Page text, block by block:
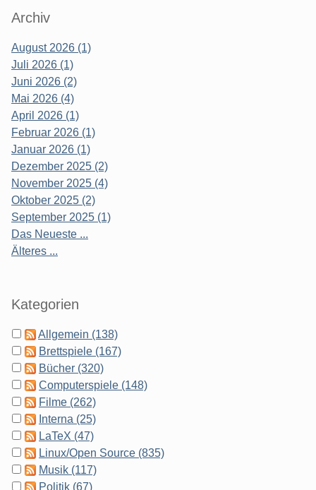
Archiv
August 2026 (1)
Juli 2026 (1)
Juni 2026 (2)
Mai 2026 (4)
April 2026 (1)
Februar 2026 (1)
Januar 2026 (1)
Dezember 2025 (2)
November 2025 (4)
Oktober 2025 (2)
September 2025 (1)
Das Neueste ...
Älteres ...
Kategorien
Allgemein (138)
Brettspiele (167)
Bücher (320)
Computerspiele (148)
Filme (262)
Interna (25)
LaTeX (47)
Linux/Open Source (835)
Musik (117)
Politik (67)